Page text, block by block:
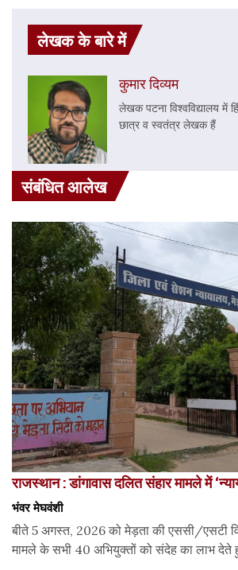
लेखक के बारे में
कुमार दिव्यम
लेखक पटना विश्वविद्यालय में
छात्र व स्वतंत्र लेखक हैं
संबंधित आलेख
राजस्थान : डांगावास दलित संहार मामले में
भंवर मेघवंशी
बीते 5 अगस्त, 2026 को मेड़ता की एससी/एसटी
मामले के सभी 40 अभियुक्तों को संदेह का लाभ देते